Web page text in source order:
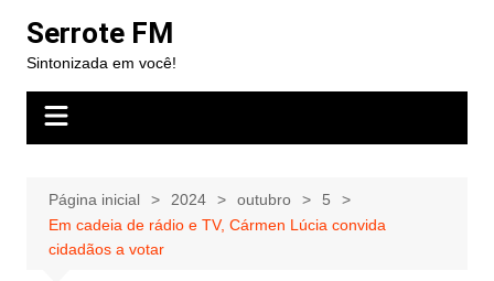
para
conteúdo
Serrote FM
Sintonizada em você!
Página inicial 2024 outubro
5
Em cadeia de rádio e TV, Cármen Lúcia convida
cidadãos a votar